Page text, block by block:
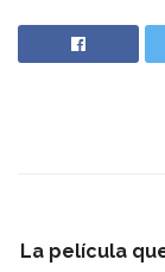
La película